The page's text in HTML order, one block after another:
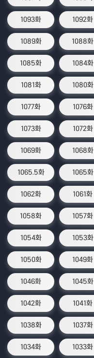
1093화 1092화
1089화 1088화
1085화 1084화
1081화 1080화
1077화 1076화
1073화 1072화
1069화 1068화
1065.5화 1065화
1062화 1061화
1058화 1057화
1054화 1053화
1050화 1049화
1046화 1045화
1042화 1041화
1038화 1037화
1034화 1033화